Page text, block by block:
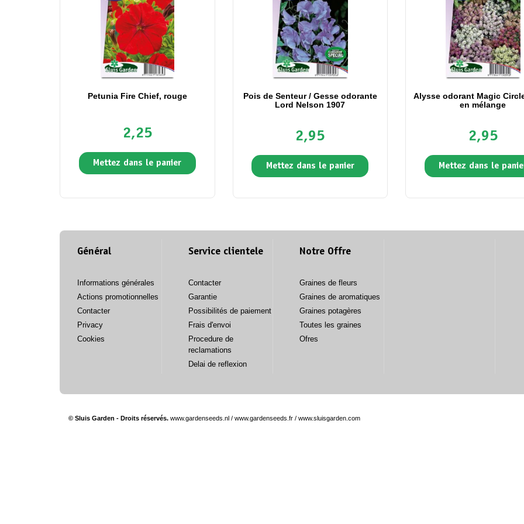
Petunia Fire Chief, rouge
2,25
Mettez dans le panier
Pois de Senteur / Gesse odorante
Lord Nelson 1907
2,95
Mettez dans le panier
Alysse odorant Magic
en mélange
2,95
Mettez dans le
Général
Informations générales
Actions promotionnelles
Contacter
Privacy
Cookies
Service clientele
Contacter
Garantie
Possibilités de paiement
Frais d'envoi
Procedure de
reclamations
Delai de reflexion
Notre Offre
Graines de fleurs
Graines de aromatiques
Graines potagères
Toutes les graines
Ofres
© Sluis Garden - Droits réservés. www.gardenseeds.nl / www.gardenseeds.fr / www.sluisgarden.com